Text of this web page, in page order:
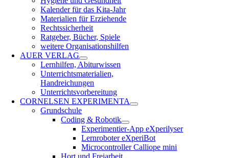
Kalender für das Kita-Jahr
Materialien für Erziehende
Rechtssicherheit
Ratgeber, Bücher, Spiele
weitere Organisationshilfen
AUER VERLAG
Lernhilfen, Abiturwissen
Unterrichtsmaterialien,
Handreichungen
Unterrichtsvorbereitung
CORNELSEN EXPERIMENTA
Grundschule
Coding & Robotik
Experimentier-App eXperilyser
Lernroboter eXperiBot
Microcontroller Calliope mini
Hort und Freiarbeit